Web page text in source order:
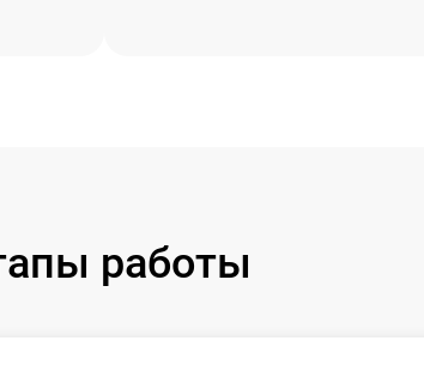
работы